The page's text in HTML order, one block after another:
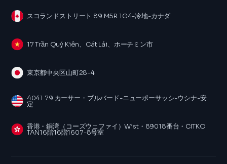
スコランドストリート 89 M5R 1G4-冷地-カナダ
17 Trần Quý Kiên、Cát Lái、ホーチミン市
東京都中央区山町28-4
4041 79.カーサー・ブルバード-ニューポーサッシ-ウシナ-安
定
香港・銅湾（コーズウェファイ）Wist・89018番台・CITKO
TAN16階16階1607-8号室